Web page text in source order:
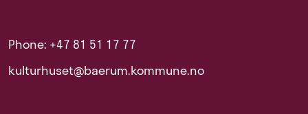
Phone: +47 81 51 17 77
kulturhuset@baerum.kommune.no